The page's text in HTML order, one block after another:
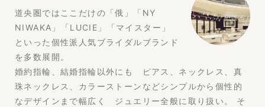
道央圏ではここだけの「俄」「NY
NIWAKA」「LUCIE」「マイスター」
といった個性派人気ブライダルブランド
を多数展開。
婚約指輪、結婚指輪以外にも ピアス、ネックレス、真
珠ネックレス、カラーストーンなどシンプルから個性的
なデザインまで幅広く ジュエリー全般に取り扱い。 そ